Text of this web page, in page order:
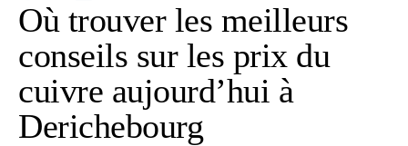
Où trouver les meilleurs
conseils sur les prix du
cuivre aujourd’hui à
Derichebourg